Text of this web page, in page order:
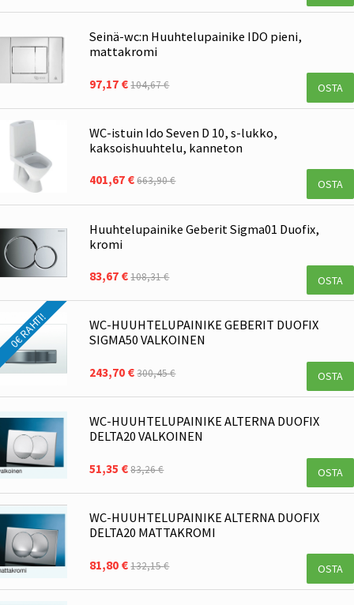
Seinä-wc:n Huuhtelupainike IDO pieni,
mattakromi
97,17 €104,67 € OSTA
WC-istuin Ido Seven D 10, s-lukko,
kaksoishuuhtelu, kanneton
401,67 €663,90 € OSTA
Huuhtelupainike Geberit Sigma01 Duofix,
kromi
83,67 €108,31 € OSTA
0€ RAHTI!
WC-HUUHTELUPAINIKE GEBERIT DUOFIX
SIGMA50 VALKOINEN
243,70 €300,45 € OSTA
WC-HUUHTELUPAINIKE ALTERNA DUOFIX
DELTA20 VALKOINEN
51,35 €83,26 € OSTA
WC-HUUHTELUPAINIKE ALTERNA DUOFIX
DELTA20 MATTAKROMI
81,80 €132,15 € OSTA